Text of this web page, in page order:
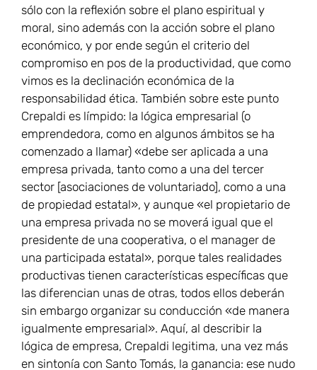
sólo con la reflexión sobre el plano espiritual y
moral, sino además con la acción sobre el plano
económico, y por ende según el criterio del
compromiso en pos de la productividad, que como
vimos es la declinación económica de la
responsabilidad ética. También sobre este punto
Crepaldi es límpido: la lógica empresarial (o
emprendedora, como en algunos ámbitos se ha
comenzado a llamar) «debe ser aplicada a una
empresa privada, tanto como a una del tercer
sector [asociaciones de voluntariado], como a una
de propiedad estatal», y aunque «el propietario de
una empresa privada no se moverá igual que el
presidente de una cooperativa, o el manager de
una participada estatal», porque tales realidades
productivas tienen características específicas que
las diferencian unas de otras, todos ellos deberán
sin embargo organizar su conducción «de manera
igualmente empresarial». Aquí, al describir la
lógica de empresa, Crepaldi legitima, una vez más
en sintonía con Santo Tomás, la ganancia: ese nudo